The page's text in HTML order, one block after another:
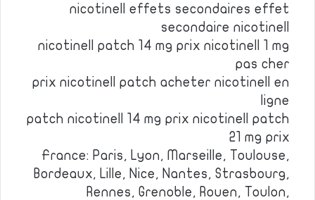
nicotinell effets secondaires effet
secondaire nicotinell
nicotinell patch 14 mg prix nicotinell 1 mg
pas cher
prix nicotinell patch acheter nicotinell en
ligne
patch nicotinell 14 mg prix nicotinell patch
21 mg prix
France: Paris, Lyon, Marseille, Toulouse,
Bordeaux, Lille, Nice, Nantes, Strasbourg,
Rennes, Grenoble, Rouen, Toulon,